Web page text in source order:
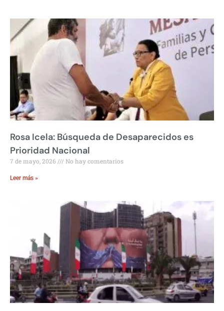
Rosa Icela: Búsqueda de Desaparecidos es
Prioridad Nacional
7 de mayo, 2026 No hay comentarios
Leer más »